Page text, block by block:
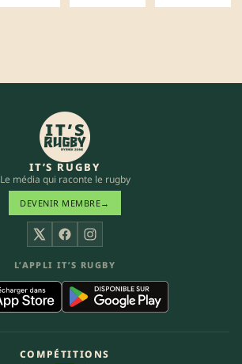
IT’S RUGBY
Le média qui raconte le rugby
DEVENIR MEMBRE→
X FacebookInstagram
L’APPLI IT’S RUGBY
COMPÉTITIONS